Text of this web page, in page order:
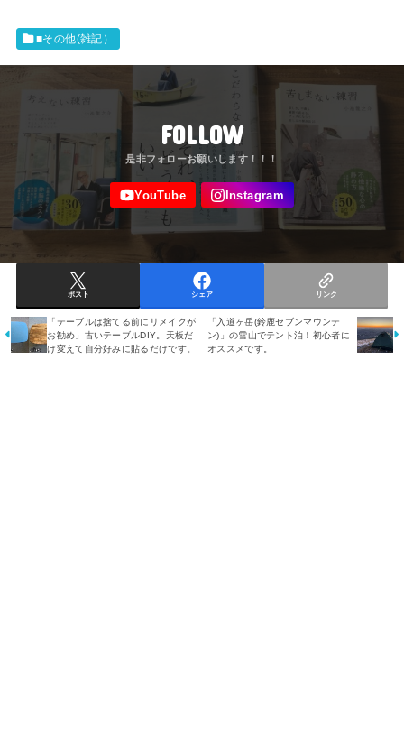
■その他(雑記）
FOLLOW
ポスト シェア リンク
「入道ヶ岳(鈴鹿セブンマウンテ
ン)」の雪山でテント泊！初心者に
オススメです。
「テーブルは捨てる前にリメイクが
お勧め」古いテーブルDIY。天板だ
け変えて自分好みに貼るだけです。